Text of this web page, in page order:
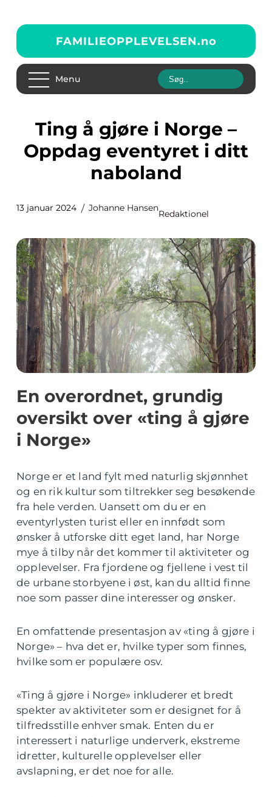
FAMILIEOPPLEVELSEN.no
Menu
Ting å gjøre i Norge –
Oppdag eventyret i ditt
naboland
13 januar 2024 Johanne Hansen
Redaktionel
En overordnet, grundig
oversikt over «ting å gjøre
i Norge»
Norge er et land fylt med naturlig skjønnhet
og en rik kultur som tiltrekker seg besøkende
fra hele verden. Uansett om du er en
eventyrlysten turist eller en innfødt som
ønsker å utforske ditt eget land, har Norge
mye å tilby når det kommer til aktiviteter og
opplevelser. Fra fjordene og fjellene i vest til
de urbane storbyene i øst, kan du alltid finne
noe som passer dine interesser og ønsker.
En omfattende presentasjon av «ting å gjøre i
Norge» – hva det er, hvilke typer som finnes,
hvilke som er populære osv.
«Ting å gjøre i Norge» inkluderer et bredt
spekter av aktiviteter som er designet for å
tilfredsstille enhver smak. Enten du er
interessert i naturlige underverk, ekstreme
idretter, kulturelle opplevelser eller
avslapning, er det noe for alle.